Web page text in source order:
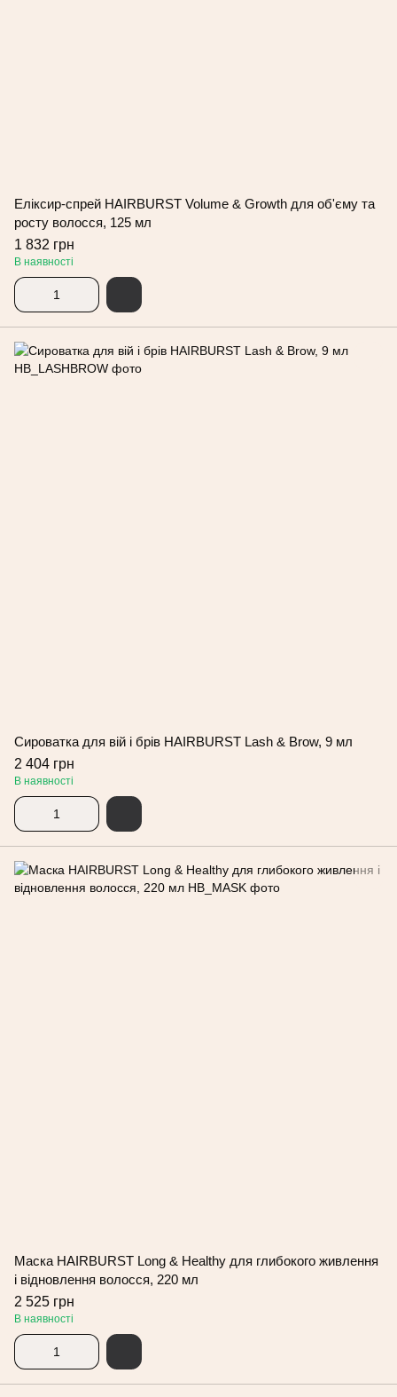
Еліксир-спрей HAIRBURST Volume & Growth для об'єму та
росту волосся, 125 мл
1 832 грн
В наявності
Сироватка для вій і брів HAIRBURST Lash & Brow, 9 мл
2 404 грн
В наявності
Маска HAIRBURST Long & Healthy для глибокого живлення
і відновлення волосся, 220 мл
2 525 грн
В наявності